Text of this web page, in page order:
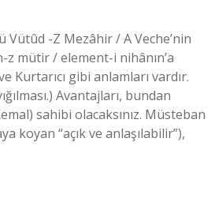
Vütûd -Z Mezâhir / A Veche’nin
z mütir / element-i nihânın’a
Kurtarıcı gibi anlamları vardır.
sahibi olacaksınız. Müsteban